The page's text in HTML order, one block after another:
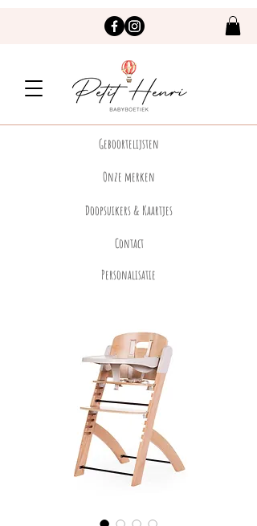
Geboortelijsten
Onze merken
Doopsuikers & Kaartjes
Contact
Personalisatie